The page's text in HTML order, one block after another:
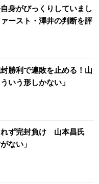
身がびっくりしていまし
ースト・澤井の判断を評
勝利で連敗を止める！山
いう形しかない」
れず完封負け 山本昌氏
ない」